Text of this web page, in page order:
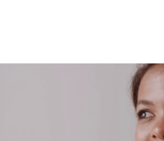
pour les traductions